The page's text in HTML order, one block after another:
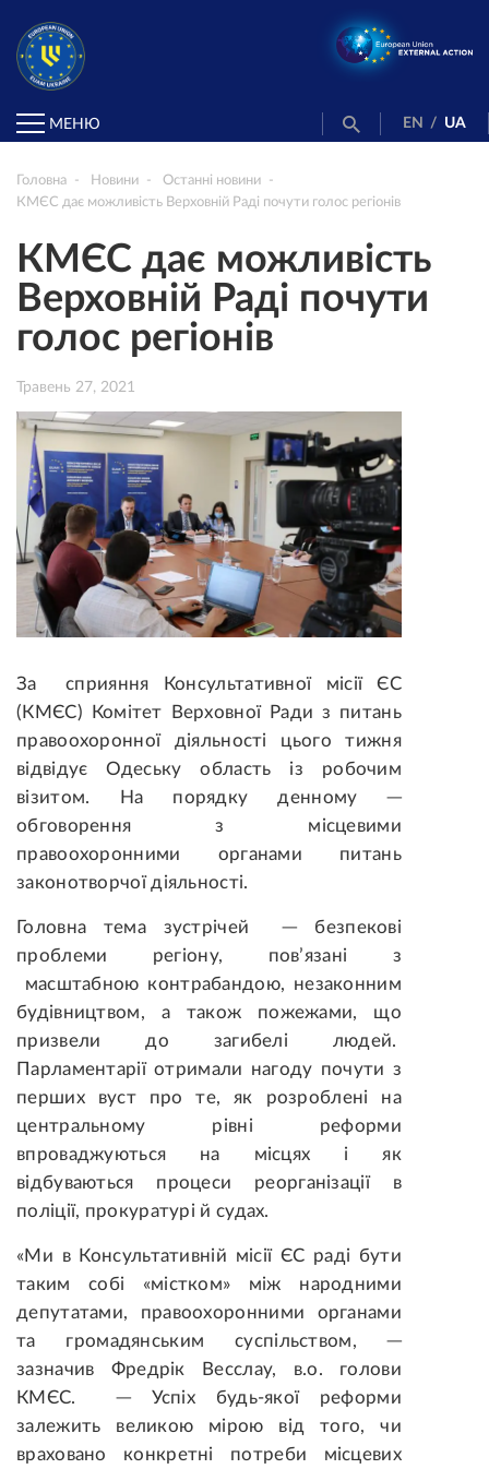
МЕНЮ EN / UA
Головна Новини
Останні новини
КМЄС дає можливість Верховній Раді почути голос регіонів
КМЄС дає можливість
Верховній Раді почути
голос регіонів
Травень 27, 2021
За сприяння Консультативної місії ЄС
(КМЄС) Комітет Верховної Ради з питань
правоохоронної діяльності цього тижня
відвідує Одеську область із робочим
візитом. На порядку денному ─
обговорення з місцевими
правоохоронними органами питань
законотворчої діяльності.
Головна тема зустрічей ─ безпекові
проблеми регіону, пов’язані з
масштабною контрабандою, незаконним
будівництвом, а також пожежами, що
призвели до загибелі людей.
Парламентарії отримали нагоду почути з
перших вуст про те, як розроблені на
центральному рівні реформи
впроваджуються на місцях і як
відбуваються процеси реорганізації в
поліції, прокуратурі й судах.
«Ми в Консультативній місії ЄС раді бути
таким собі «містком» між народними
депутатами, правоохоронними органами
та громадянським суспільством, ─
зазначив Фредрік Весслау, в.о. голови
КМЄС. ─ Успіх будь-якої реформи
залежить великою мірою від того, чи
враховано конкретні потреби місцевих